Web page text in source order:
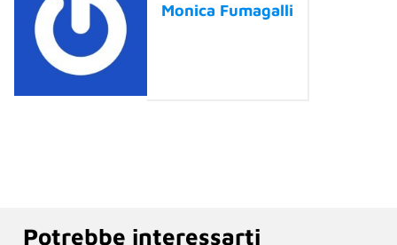
Monica Fumagalli
Potrebbe interessarti